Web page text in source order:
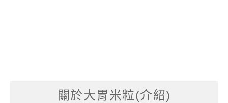
關於大胃米粒(介紹)